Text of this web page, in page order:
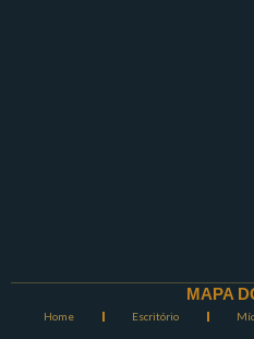
MAPA
Home Escritório